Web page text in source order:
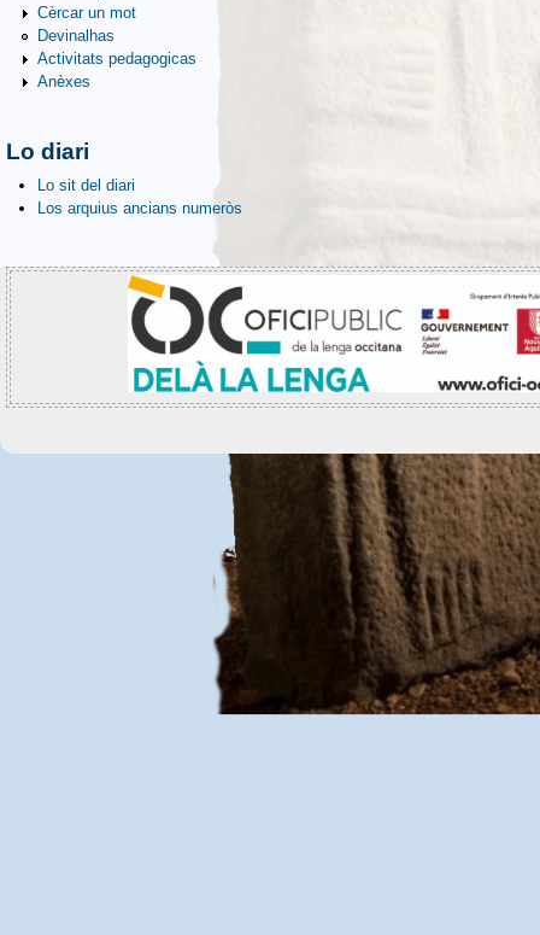
Cèrcar un mot
Devinalhas
Activitats pedagogicas
Anèxes
Lo diari
Lo sit del diari
Los arquius ancians numeròs